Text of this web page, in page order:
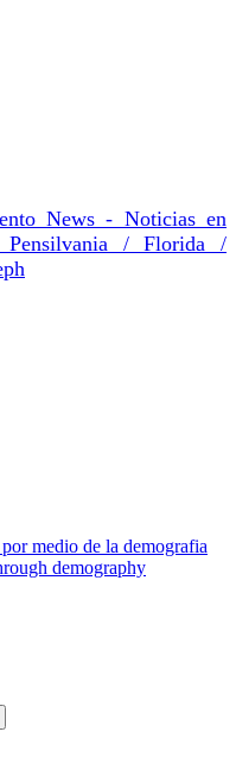
News - Noticias en
/ Florida /
medio de la demografia
demography